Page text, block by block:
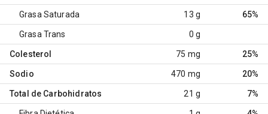
Grasa Saturada 13 g 65%
Grasa Trans 0 g
Colesterol 75 mg 25%
Sodio 470 mg 20%
Total de Carbohidratos 21 g 7%